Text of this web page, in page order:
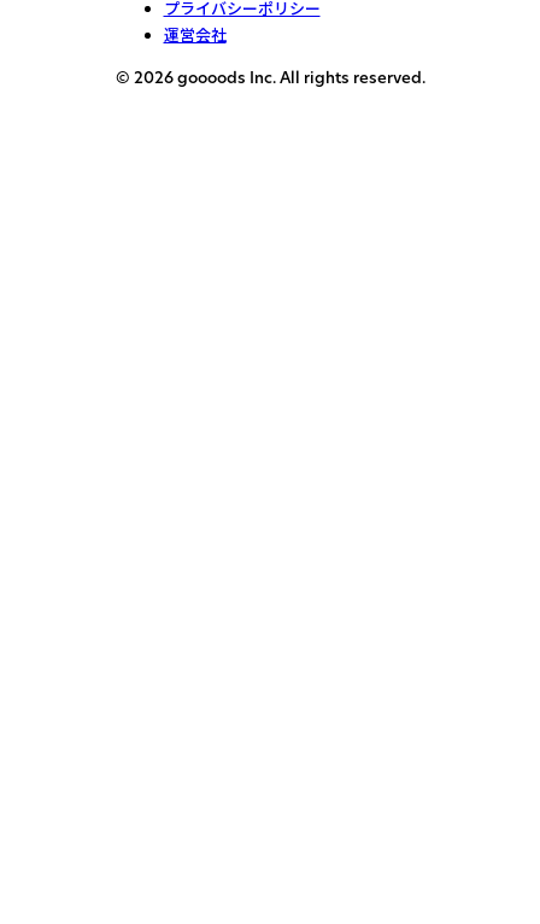
プライバシーポリシー
運営会社
© 2026 goooods Inc. All rights reserved.